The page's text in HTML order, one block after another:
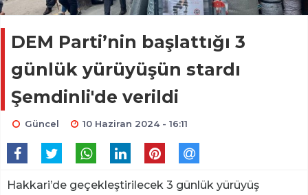
DEM Parti’nin başlattığı 3
günlük yürüyüşün stardı
Şemdinli'de verildi
Güncel 10 Haziran 2024 - 16:11
Hakkari’de geçekleştirilecek 3 günlük yürüyüş